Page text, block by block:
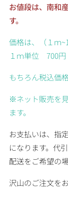
お値段は、南和
す。
価格は、（１ｍ
１ｍ単位 700円
もちろん税込価格
※ネット販売を
ます。
お支払いは、指
になります。代
配送をご希望の
沢山のご注文を